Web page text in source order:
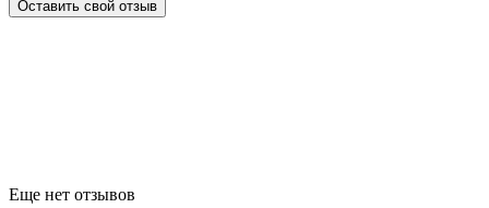
Еще нет отзывов